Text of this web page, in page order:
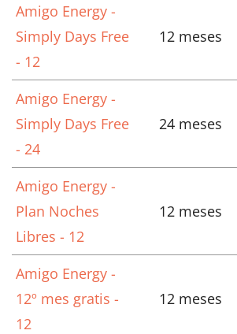
Amigo Energy -
Simply Days Free
- 12
12 meses
Amigo Energy -
Simply Days Free
- 24
24 meses
Amigo Energy -
Plan Noches
Libres - 12
12 meses
Amigo Energy -
12º mes gratis -
12
12 meses